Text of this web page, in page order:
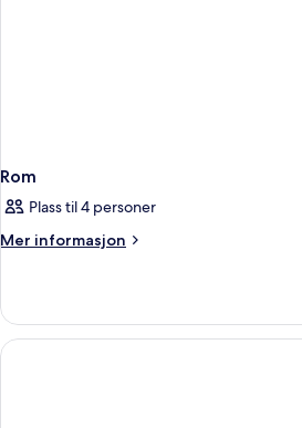
Rom
Plass til 4 personer
Mer informasjon
Mer